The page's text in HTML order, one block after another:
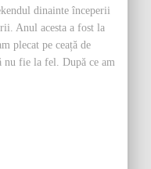
dinainte începerii
Anul acesta a fost la
plecat pe ceață de
nu fie la fel. După ce am